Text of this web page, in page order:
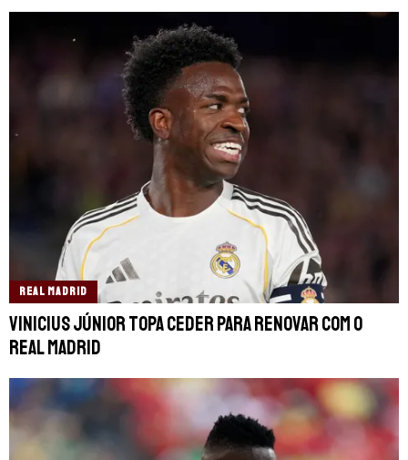
REAL MADRID
Vinicius Júnior topa ceder para renovar com o
Real Madrid